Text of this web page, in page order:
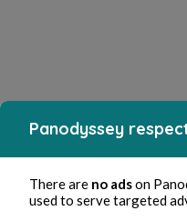
Panodyssey
There are no adson
used to serve targeted